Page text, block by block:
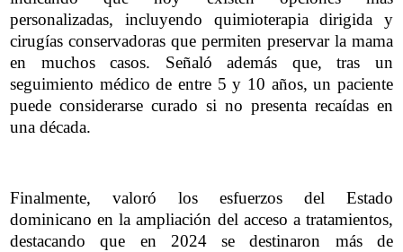
personalizadas, incluyendo quimioterapia dirigida y
cirugías conservadoras que permiten preservar la mama
en muchos casos. Señaló además que, tras un
seguimiento médico de entre 5 y 10 años, un paciente
puede considerarse curado si no presenta recaídas en
una década.
Finalmente, valoró los esfuerzos del Estado
dominicano en la ampliación del acceso a tratamientos,
destacando que en 2024 se destinaron más de